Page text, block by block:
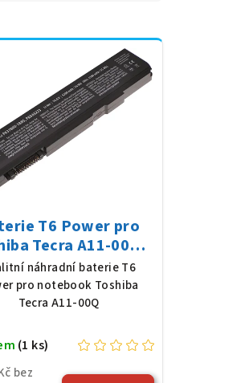
T6 Power pro
Tecra A11-00Q,
10,8 V, 5200 mAh
(56 Wh), černá
náhradní baterie T6
pro notebook Toshiba
Tecra A11-00Q
bez
(1 ks)